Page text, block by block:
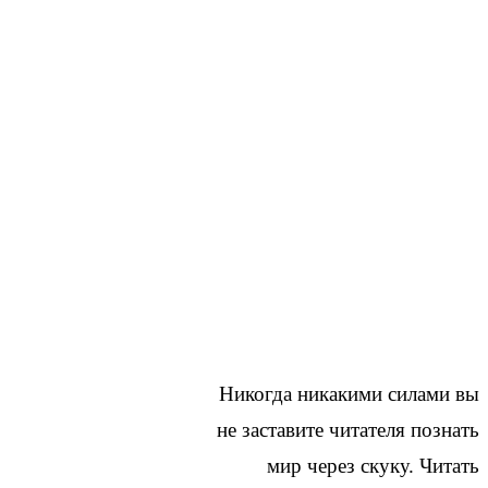
Никогда никакими силами вы
не заставите читателя познать
мир через скуку. Читать